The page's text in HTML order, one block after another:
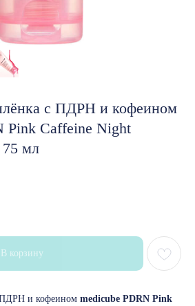
с ПДРН и кофеином
Pink Caffeine Night
мл
В корзину
ПДРН и кофеином medicube PDRN Pink